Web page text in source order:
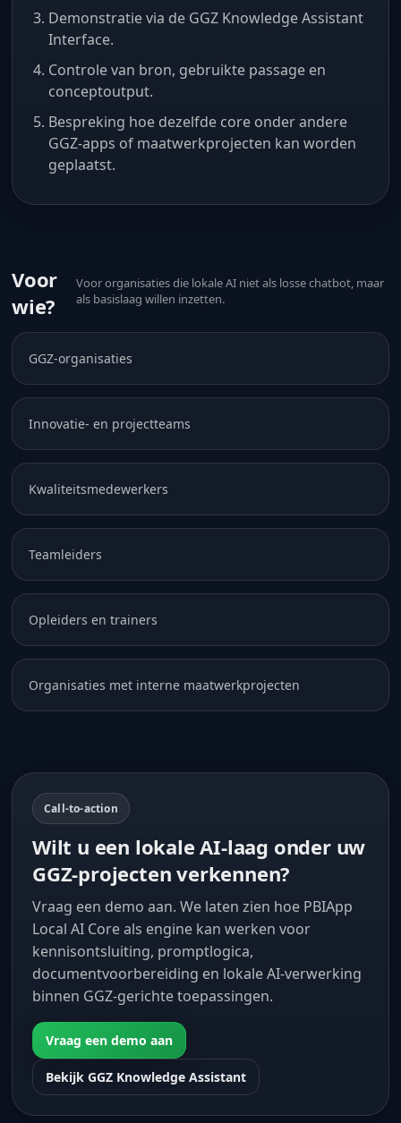
Demonstratie via de GGZ Knowledge Assistant
Interface.
Controle van bron, gebruikte passage en
conceptoutput.
Bespreking hoe dezelfde core onder andere
GGZ-apps of maatwerkprojecten kan worden
geplaatst.
Voor
wie?
Voor organisaties die lokale AI niet als losse chatbot, maar
als basislaag willen inzetten.
GGZ-organisaties
Innovatie- en projectteams
Kwaliteitsmedewerkers
Teamleiders
Opleiders en trainers
Organisaties met interne maatwerkprojecten
Call-to-action
Wilt u een lokale AI-laag onder uw
GGZ-projecten verkennen?
Vraag een demo aan. We laten zien hoe PBIApp
Local AI Core als engine kan werken voor
kennisontsluiting, promptlogica,
documentvoorbereiding en lokale AI-verwerking
binnen GGZ-gerichte toepassingen.
Vraag een demo aan
Bekijk GGZ Knowledge Assistant